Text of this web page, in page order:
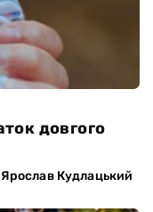
довгого
Ярослав Кудлацький